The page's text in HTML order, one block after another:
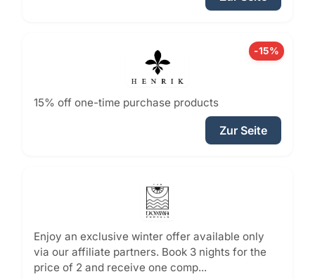
-15%
15% off one-time purchase products
Zur Seite
Enjoy an exclusive winter offer available only
via our affiliate partners. Book 3 nights for the
price of 2 and receive one comp...